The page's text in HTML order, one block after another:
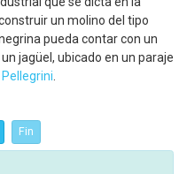
un molino del tipo
pueda contar con un
jagüel, ubicado en un paraje
Pellegrini.
Fin